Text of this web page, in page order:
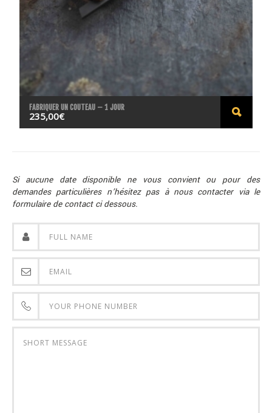
FABRIQUER UN COUTEAU – 1 JOUR
235,00€
UIT
Si aucune date disponible ne vous convient ou pour des
demandes particulières n’hésitez pas à nous contacter via le
formulaire de contact ci dessous.